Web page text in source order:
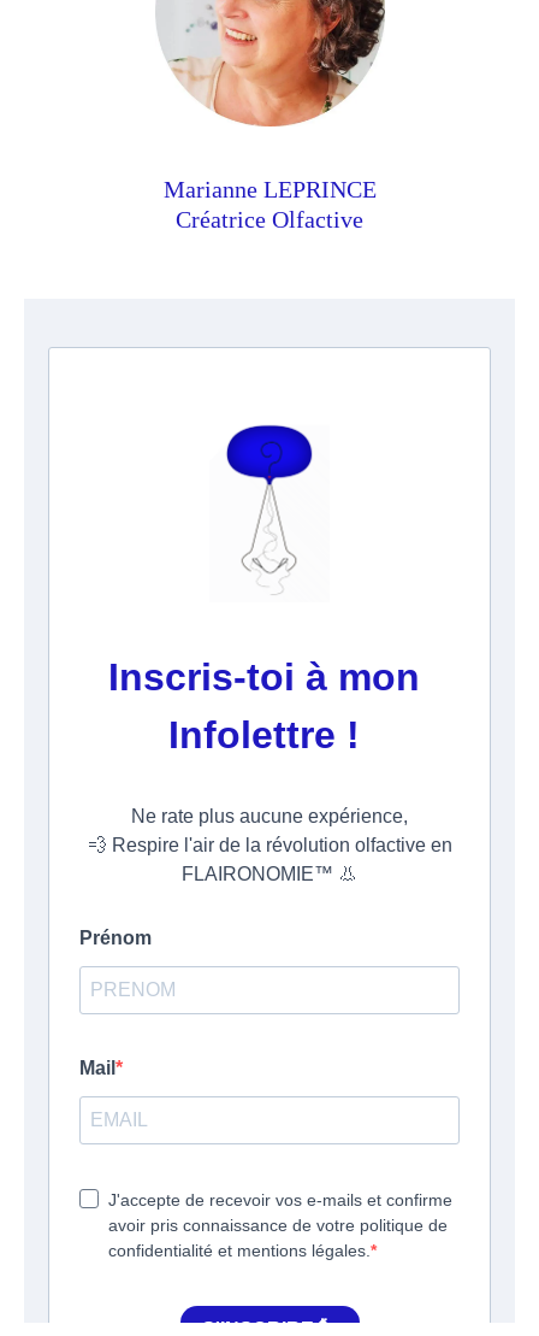
Marianne LEPRINCE
Créatrice Olfactive